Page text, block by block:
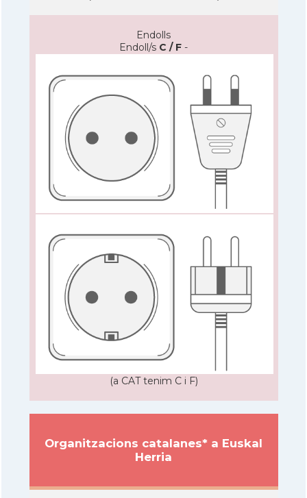
Endolls
Endoll/s C / F -
(a CAT tenim C i F)
Organitzacions catalanes* a Euskal
Herria